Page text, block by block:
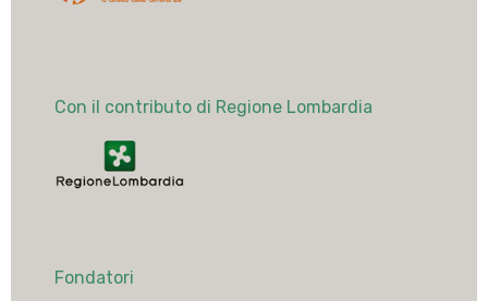
Con il contributo di Regione Lombardia
Fondatori